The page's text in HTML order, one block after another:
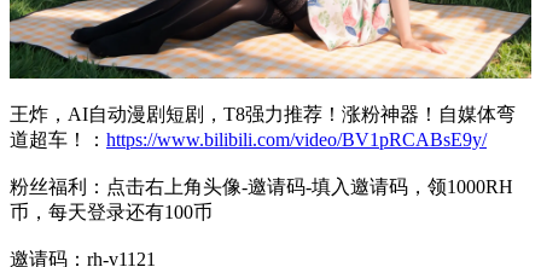
王炸，AI自动漫剧短剧，T8强力推荐！涨粉神器！自媒体弯
道超车！： https://www.bilibili.com/video/BV1pRCABsE9y/
粉丝福利：点击右上角头像-邀请码-填入邀请码，领1000RH
币，每天登录还有100币
邀请码：rh-v1121